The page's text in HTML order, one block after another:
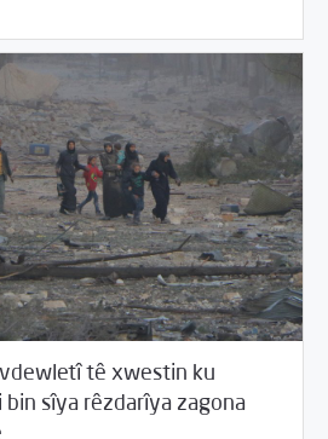
tê xwestin ku
bin sîya rêzdarîya zagona